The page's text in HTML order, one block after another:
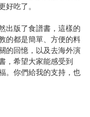
好吃了。
出版了食譜書，這樣的
的都是簡單、方便的料
的回憶，以及去海外演
，希望大家能感受到
。你們給我的支持，也